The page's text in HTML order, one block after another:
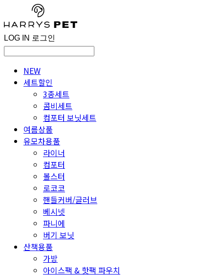
LOG IN 로그인
NEW
세트할인
3종세트
콤비세트
컴포터 보닛세트
여름상품
유모차용품
라이너
컴포터
볼스터
로코코
핸들커버/글러브
베시넷
파니에
버기 보닛
산책용품
가방
아이스팩 & 핫팩 파우치